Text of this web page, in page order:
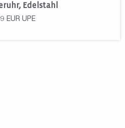
Edelstahl
EUR UPE